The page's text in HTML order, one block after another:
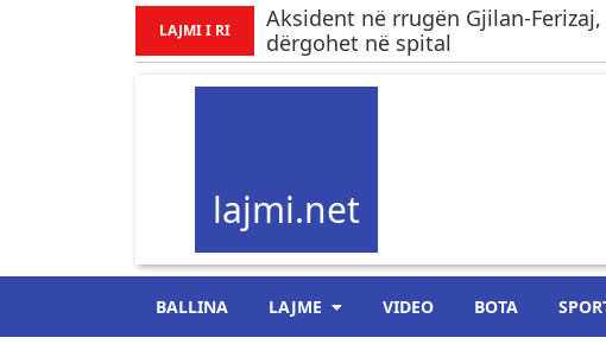
LAJMI I RI
Aksident në rrugën Gjilan-
dërgohet në spital
lajmi.net
BALLINA LAJME VIDEO BOTA